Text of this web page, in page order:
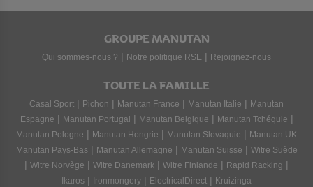
GROUPE MANUTAN
Qui sommes-nous ? | Notre politique RSE | Rejoignez-nous
TOUTE LA FAMILLE
Casal Sport | Pichon | Manutan France | Manutan Italie | Manutan
Espagne | Manutan Portugal | Manutan Belgique | Manutan Tchéquie |
Manutan Pologne | Manutan Hongrie | Manutan Slovaquie | Manutan UK
Manutan Pays-Bas | Manutan Allemagne | Manutan Suisse | Witre Suède
| Witre Norvège | Witre Danemark | Witre Finlande | Rapid Racking |
Ikaros | Ironmongery | ElectricalDirect | Kruizinga